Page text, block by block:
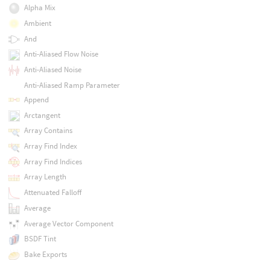
Alpha Mix
Ambient
And
Anti-Aliased Flow Noise
Anti-Aliased Noise
Anti-Aliased Ramp Parameter
Append
Arctangent
Array Contains
Array Find Index
Array Find Indices
Array Length
Attenuated Falloff
Average
Average Vector Component
BSDF Tint
Bake Exports